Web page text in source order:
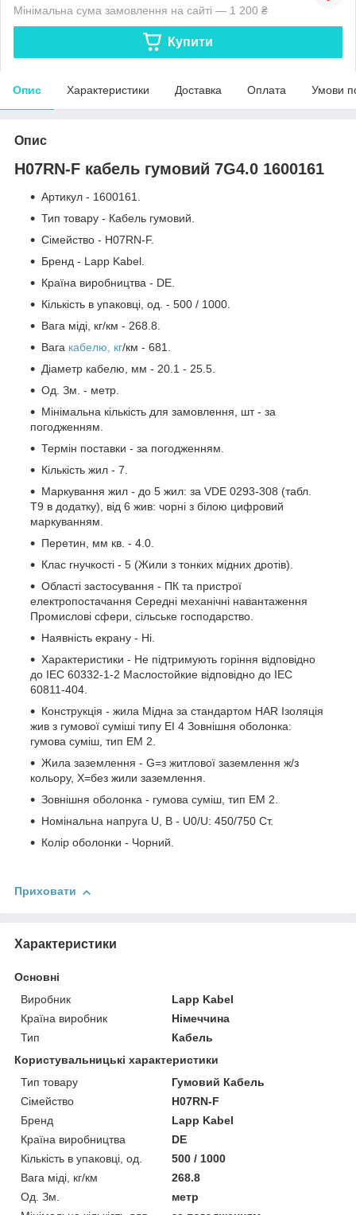
Мінімальна сума замовлення на сайті — 1 200 ₴
Купити
Опис Характеристики Доставка Оплата Умови
Опис
H07RN-F кабель гумовий 7G4.0 1600161
Артикул - 1600161.
Тип товару - Кабель гумовий.
Сімейство - H07RN-F.
Бренд - Lapp Kabel.
Країна виробництва - DE.
Кількість в упаковці, од. - 500 / 1000.
Вага міді, кг/км - 268.8.
Вага кабелю, кг/км - 681.
Діаметр кабелю, мм - 20.1 - 25.5.
Од. Зм. - метр.
Мінімальна кількість для замовлення, шт - за
погодженням.
Термін поставки - за погодженням.
Кількість жил - 7.
Маркування жил - до 5 жил: за VDE 0293-308 (табл.
T9 в додатку), від 6 жив: чорні з білою цифровий
маркуванням.
Перетин, мм кв. - 4.0.
Клас гнучкості - 5 (Жили з тонких мідних дротів).
Області застосування - ПК та пристрої
електропостачання Середні механічні навантаження
Промислові сфери, сільське господарство.
Наявність екрану - Ні.
Характеристики - Не підтримують горіння відповідно
до IEC 60332-1-2 Маслостойкие відповідно до IEC
60811-404.
Конструкція - жила Мідна за стандартом HAR Ізоляція
жив з гумової суміші типу EI 4 Зовнішня оболонка:
гумова суміш, тип EM 2.
Жила заземлення - G=з житлової заземлення ж/з
кольору, Х=без жили заземлення.
Зовнішня оболонка - гумова суміш, тип EM 2.
Номінальна напруга U, В - U0/U: 450/750 Ст.
Колір оболонки - Чорний.
Приховати
Характеристики
Основні
Виробник
Lapp Kabel
Країна виробник
Німеччина
Тип
Кабель
Користувальницькі характеристики
Тип товару
Гумовий Кабель
Сімейство
H07RN-F
Бренд
Lapp Kabel
Країна виробництва
DE
Кількість в упаковці, од.
500 / 1000
Вага міді, кг/км
268.8
Од. Зм.
метр